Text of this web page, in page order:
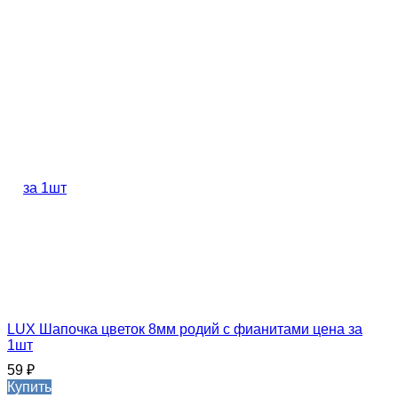
LUX Шапочка цветок 8мм родий с фианитами цена за
1шт
59 ₽
Купить